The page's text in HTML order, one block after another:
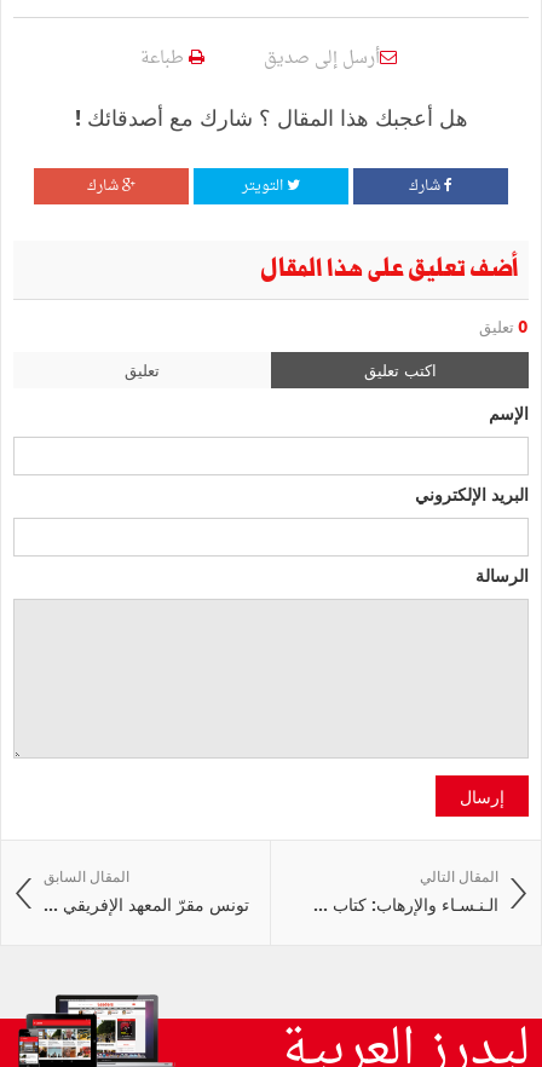
أرسل إلى صديق طباعة
هل أعجبك هذا المقال ؟ شارك مع أصدقائك !
شارك التويتر شارك
أضف تعليق على هذا المقال
0 تعليق
اكتب تعليق تعليق
الإسم
البريد الإلكتروني
الرسالة
إرسال
المقال السابق
تونس مقرّ المعهد الإفريقي ...
المقال التالي
الـنـسـاء والإرهاب: كتاب ...